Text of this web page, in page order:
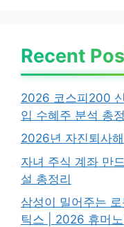
Recent
2026 코스피200
입 수혜주 분석 총
2026년 자진퇴사
자녀 주식 계좌 만
설 총정리
삼성이 밀어주는
틱스 | 2026 휴머